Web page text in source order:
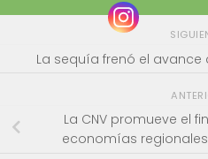
La sequía frenó el
La CNV promueve el
economías